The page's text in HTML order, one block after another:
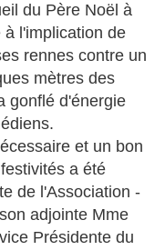
du Père Noël à
à l'implication de
rennes contre un
mètres des
gonflé d'énergie
et un bon
a été
de l'Association -
adjointe Mme
Présidente du